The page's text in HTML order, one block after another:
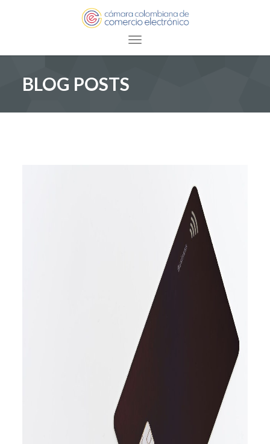
Toggle navigation
BLOG POSTS